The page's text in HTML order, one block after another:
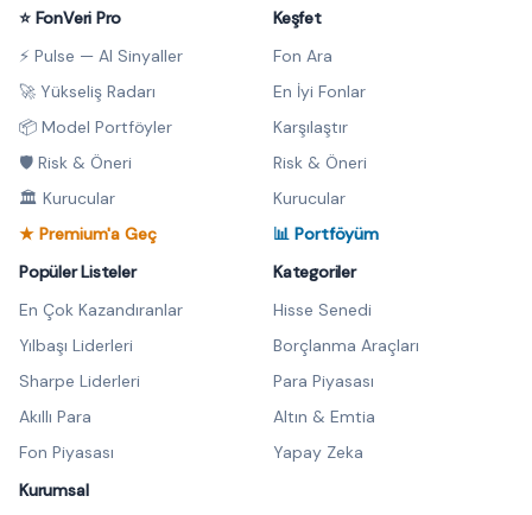
⭐ FonVeri Pro
⚡ Pulse — AI Sinyaller
🚀 Yükseliş Radarı
📦 Model Portföyler
🛡️ Risk & Öneri
🏛️ Kurucular
★ Premium'a Geç
Keşfet
Fon Ara
En İyi Fonlar
Karşılaştır
Risk & Öneri
Kurucular
📊 Portföyüm
Popüler Listeler
En Çok Kazandıranlar
Yılbaşı Liderleri
Sharpe Liderleri
Akıllı Para
Fon Piyasası
Kategoriler
Hisse Senedi
Borçlanma Araçları
Para Piyasası
Altın & Emtia
Yapay Zeka
Kurumsal